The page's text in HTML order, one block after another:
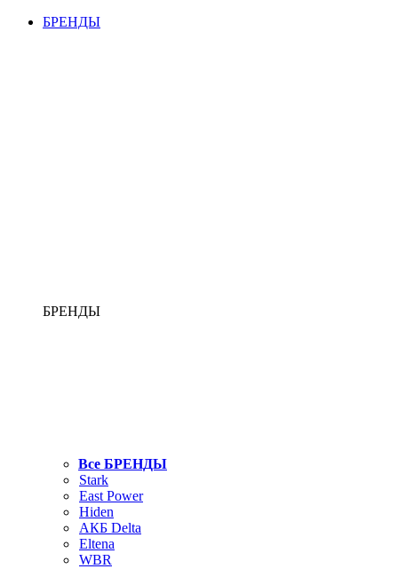
БРЕНДЫ
БРЕНДЫ
Все БРЕНДЫ
Stark
East Power
Hiden
АКБ Delta
Eltena
WBR